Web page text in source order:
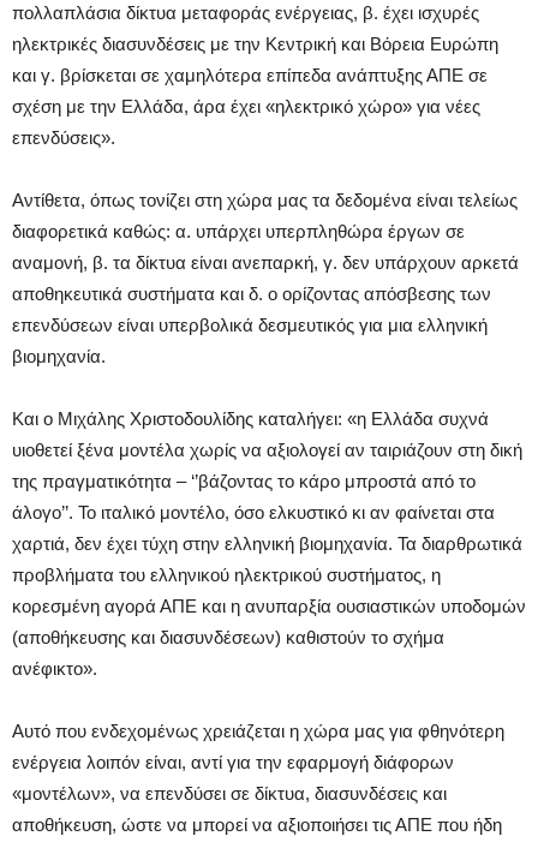
πολλαπλάσια δίκτυα μεταφοράς ενέργειας, β. έχει ισχυρές
ηλεκτρικές διασυνδέσεις με την Κεντρική και Βόρεια Ευρώπη
και γ. βρίσκεται σε χαμηλότερα επίπεδα ανάπτυξης ΑΠΕ σε
σχέση με την Ελλάδα, άρα έχει «ηλεκτρικό χώρο» για νέες
επενδύσεις».
Αντίθετα, όπως τονίζει στη χώρα μας τα δεδομένα είναι τελείως
διαφορετικά καθώς: α. υπάρχει υπερπληθώρα έργων σε
αναμονή, β. τα δίκτυα είναι ανεπαρκή, γ. δεν υπάρχουν αρκετά
αποθηκευτικά συστήματα και δ. ο ορίζοντας απόσβεσης των
επενδύσεων είναι υπερβολικά δεσμευτικός για μια ελληνική
βιομηχανία.
Και ο Μιχάλης Χριστοδουλίδης καταλήγει: «η Ελλάδα συχνά
υιοθετεί ξένα μοντέλα χωρίς να αξιολογεί αν ταιριάζουν στη δική
της πραγματικότητα – ‘’βάζοντας το κάρο μπροστά από το
άλογο’’. Το ιταλικό μοντέλο, όσο ελκυστικό κι αν φαίνεται στα
χαρτιά, δεν έχει τύχη στην ελληνική βιομηχανία. Τα διαρθρωτικά
προβλήματα του ελληνικού ηλεκτρικού συστήματος, η
κορεσμένη αγορά ΑΠΕ και η ανυπαρξία ουσιαστικών υποδομών
(αποθήκευσης και διασυνδέσεων) καθιστούν το σχήμα
ανέφικτο».
Αυτό που ενδεχομένως χρειάζεται η χώρα μας για φθηνότερη
ενέργεια λοιπόν είναι, αντί για την εφαρμογή διάφορων
«μοντέλων», να επενδύσει σε δίκτυα, διασυνδέσεις και
αποθήκευση, ώστε να μπορεί να αξιοποιήσει τις ΑΠΕ που ήδη